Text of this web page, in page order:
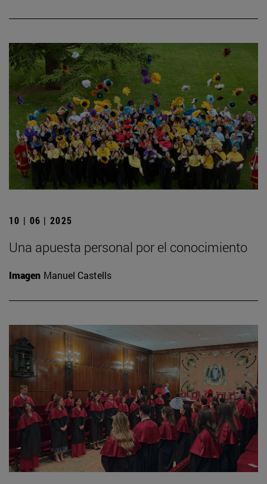
10 | 06 | 2025
Una apuesta personal por el conocimiento
Imagen Manuel Castells